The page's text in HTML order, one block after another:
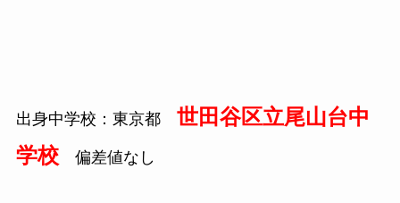
出身中学校：東京都 世田谷区立尾山台中
学校偏差値なし